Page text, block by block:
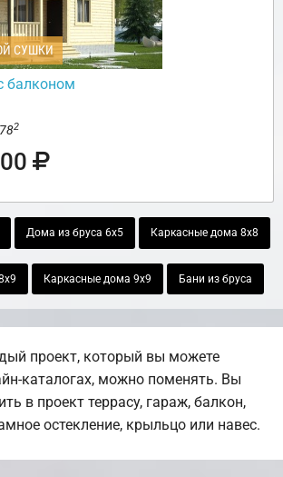
СУШКИ
балконом
2
Дома из бруса 6х5 Каркасные дома 8х8
Каркасные дома 9х9 Бани из бруса
проект, который вы можете
каталогах, можно поменять. Вы
в проект террасу, гараж, балкон,
остекление, крыльцо или навес.